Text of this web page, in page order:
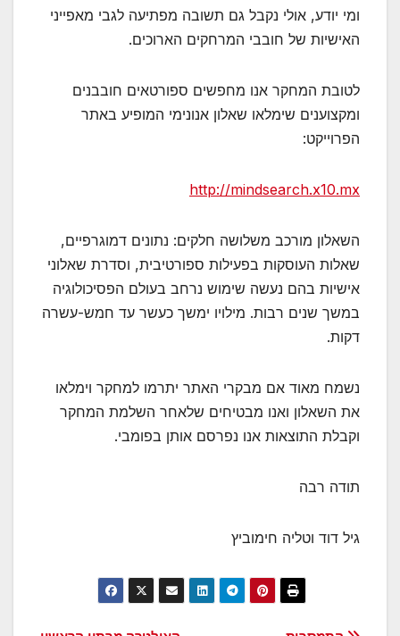
ומי יודע, אולי נקבל גם תשובה מפתיעה לגבי מאפייני
האישיות של חובבי המרחקים הארוכים.
לטובת המחקר אנו מחפשים ספורטאים חובבנים
ומקצוענים שימלאו שאלון אנונימי המופיע באתר
הפרוייקט:
http://mindsearch.x10.mx
השאלון מורכב משלושה חלקים: נתונים דמוגרפיים,
שאלות העוסקות בפעילות ספורטיבית, וסדרת שאלוני
אישיות בהם נעשה שימוש נרחב בעולם הפסיכולוגיה
במשך שנים רבות. מילויו ימשך כעשר עד חמש-עשרה
דקות.
נשמח מאוד אם מבקרי האתר יתרמו למחקר וימלאו
את השאלון ואנו מבטיחים שלאחר השלמת המחקר
וקבלת התוצאות אנו נפרסם אותן בפומבי.
תודה רבה
גיל דוד וטליה חימוביץ